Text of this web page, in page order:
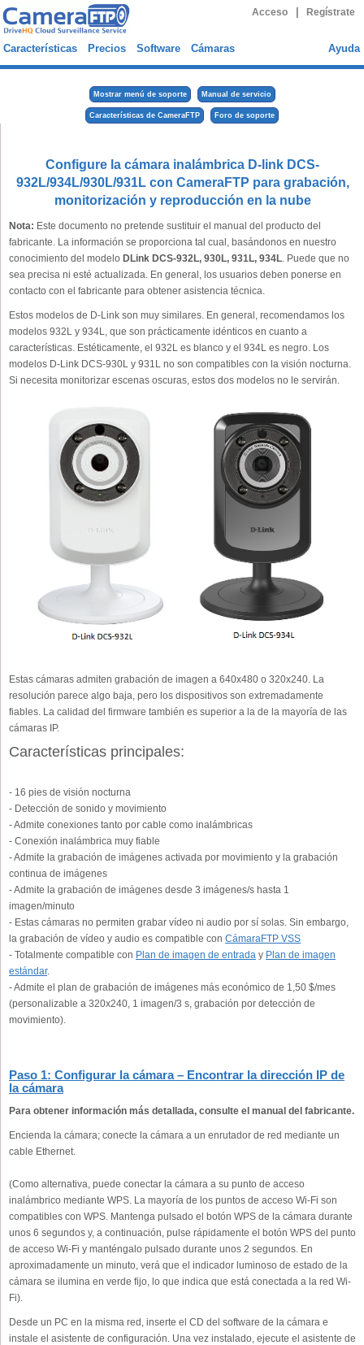
Acceso Regístrate
Características Precios Software Cámaras Ayuda
Mostrar menú de soporte Manual de servicio
Características de CameraFTP Foro de soporte
Configure la cámara inalámbrica D-link DCS-
932L/934L/930L/931L con CameraFTP para grabación,
monitorización y reproducción en la nube
Nota: Este documento no pretende sustituir el manual del producto del
fabricante. La información se proporciona tal cual, basándonos en nuestro
conocimiento del modelo DLink DCS-932L, 930L, 931L, 934L. Puede que no
sea precisa ni esté actualizada. En general, los usuarios deben ponerse en
contacto con el fabricante para obtener asistencia técnica.
Estos modelos de D-Link son muy similares. En general, recomendamos los
modelos 932L y 934L, que son prácticamente idénticos en cuanto a
características. Estéticamente, el 932L es blanco y el 934L es negro. Los
modelos D-Link DCS-930L y 931L no son compatibles con la visión nocturna.
Si necesita monitorizar escenas oscuras, estos dos modelos no le servirán.
Estas cámaras admiten grabación de imagen a 640x480 o 320x240. La
resolución parece algo baja, pero los dispositivos son extremadamente
fiables. La calidad del firmware también es superior a la de la mayoría de las
cámaras IP.
Características principales:
- 16 pies de visión nocturna
- Detección de sonido y movimiento
- Admite conexiones tanto por cable como inalámbricas
- Conexión inalámbrica muy fiable
- Admite la grabación de imágenes activada por movimiento y la grabación
continua de imágenes
- Admite la grabación de imágenes desde 3 imágenes/s hasta 1
imagen/minuto
- Estas cámaras no permiten grabar vídeo ni audio por sí solas. Sin embargo,
la grabación de vídeo y audio es compatible con CámaraFTP VSS
- Totalmente compatible con Plan de imagen de entrada y Plan de imagen
estándar.
- Admite el plan de grabación de imágenes más económico de 1,50 $/mes
(personalizable a 320x240, 1 imagen/3 s, grabación por detección de
movimiento).
Paso 1: Configurar la cámara – Encontrar la dirección IP de
la cámara
Para obtener información más detallada, consulte el manual del fabricante.
Encienda la cámara; conecte la cámara a un enrutador de red mediante un
cable Ethernet.
(Como alternativa, puede conectar la cámara a su punto de acceso
inalámbrico mediante WPS. La mayoría de los puntos de acceso Wi-Fi son
compatibles con WPS. Mantenga pulsado el botón WPS de la cámara durante
unos 6 segundos y, a continuación, pulse rápidamente el botón WPS del punto
de acceso Wi-Fi y manténgalo pulsado durante unos 2 segundos. En
aproximadamente un minuto, verá que el indicador luminoso de estado de la
cámara se ilumina en verde fijo, lo que indica que está conectada a la red Wi-
Fi).
Desde un PC en la misma red, inserte el CD del software de la cámara e
instale el asistente de configuración. Una vez instalado, ejecute el asistente de